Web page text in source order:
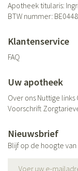
Apotheek titularis:
BTW nummer:
Klantenservice
FAQ
Uw apotheek
Over ons Nuttige links
Voorschrift
Nieuwsbrief
Blijf op de hoogte